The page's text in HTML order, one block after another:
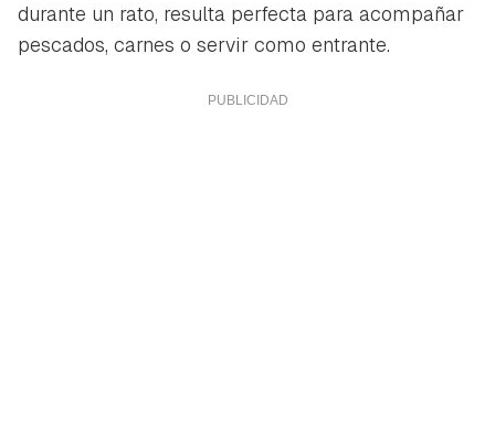
durante un rato, resulta perfecta para acompañar
pescados, carnes o servir como entrante.